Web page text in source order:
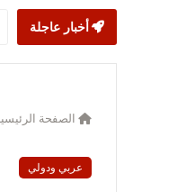
أخبار عاجلة
الصفحة
عربي ودولي